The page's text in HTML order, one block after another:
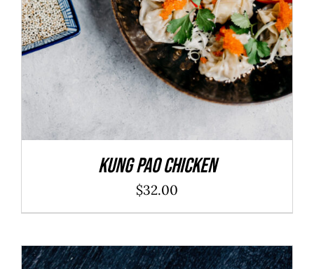
Kung Pao Chicken
$32.00